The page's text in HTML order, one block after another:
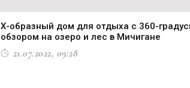
Х-образный дом для отдыха с 360-
обзором на озеро и лес в Мичигане
21.07.2022, 09:28